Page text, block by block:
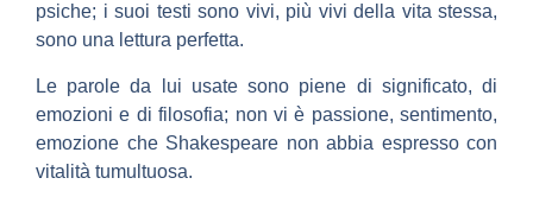
psiche; i suoi testi sono vivi, più vivi della vita stessa,
sono una lettura perfetta.
Le parole da lui usate sono piene di significato, di
emozioni e di filosofia; non vi è passione, sentimento,
emozione che Shakespeare non abbia espresso con
vitalità tumultuosa.